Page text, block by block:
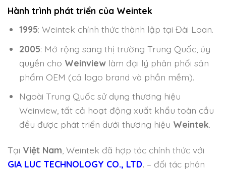
Hành trình phát triển của Weintek
1995: Weintek chính thức thành lập tại Đài Loan.
2005: Mở rộng sang thị trường Trung Quốc, ủy
quyền cho Weinviewlàm đại lý phân phối sản
phẩm OEM (cả logo brand và phần mềm).
Ngoài Trung Quốc sử dụng thương hiệu
Weinview, tất cả hoạt động xuất khẩu toàn cầu
đều được phát triển dưới thương hiệu Weintek.
Tại Việt Nam , Weintek đã hợp tác chính thức với
GIA LUC TECHNOLOGY CO., LTD. – đối tác phân